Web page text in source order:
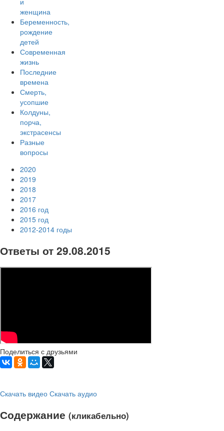
женщина
Беременность,
рождение
детей
Современная
жизнь
Последние
времена
Смерть,
усопшие
Колдуны,
порча,
экстрасенсы
Разные
вопросы
2020
2019
2018
2017
2016 год
2015 год
2012-2014 годы
Ответы от 29.08.2015
Поделиться с друзьями
Скачать видео Скачать аудио
Содержание (кликабельно)